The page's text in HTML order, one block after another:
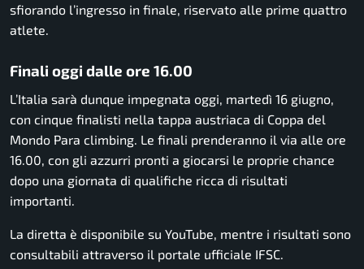
sfiorando l’ingresso in finale, riservato alle prime quattro
atlete.
Finali oggi dalle ore 16.00
L’Italia sarà dunque impegnata oggi, martedì 16 giugno,
con cinque finalisti nella tappa austriaca di Coppa del
Mondo Para climbing. Le finali prenderanno il via alle ore
16.00, con gli azzurri pronti a giocarsi le proprie chance
dopo una giornata di qualifiche ricca di risultati
importanti.
La diretta è disponibile su YouTube, mentre i risultati sono
consultabili attraverso il portale ufficiale IFSC.